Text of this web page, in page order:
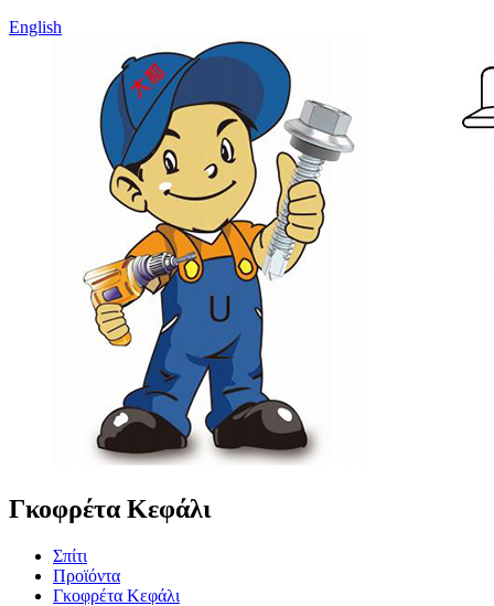
English
Γκοφρέτα Κεφάλι
Σπίτι
Προϊόντα
Γκοφρέτα Κεφάλι